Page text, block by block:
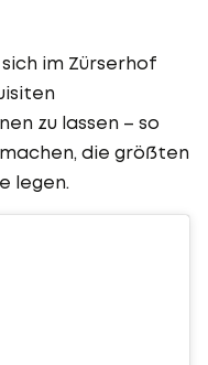
im Zürserhof
zu lassen – so
die größten
legen.